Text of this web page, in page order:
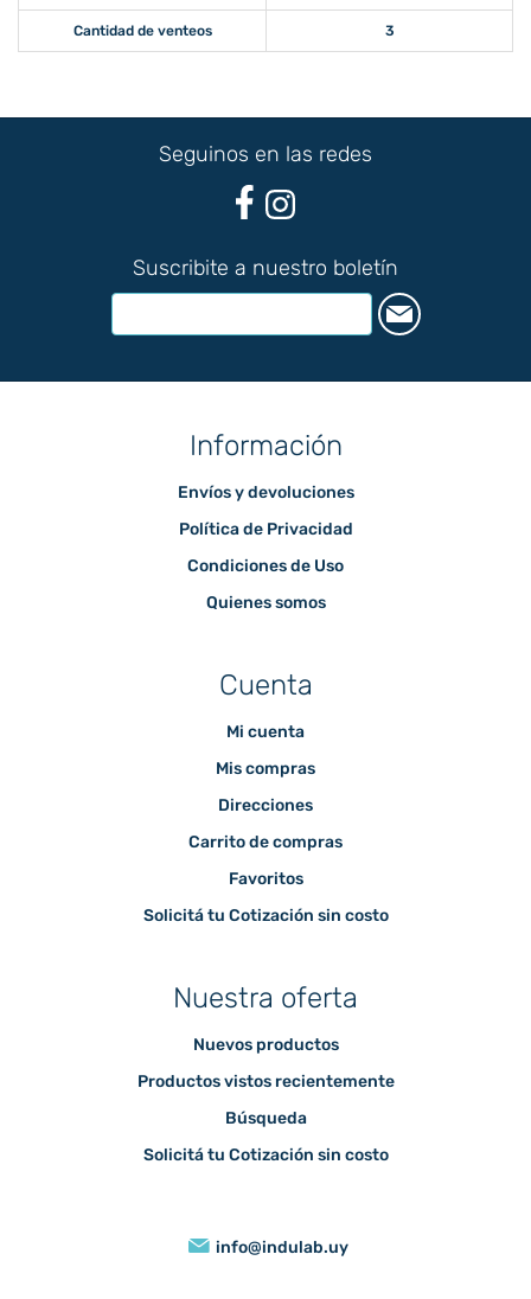
Cantidad de venteos 3
Seguinos en las redes
Suscribite a nuestro boletín
Información
Envíos y devoluciones
Política de Privacidad
Condiciones de Uso
Quienes somos
Cuenta
Mi cuenta
Mis compras
Direcciones
Carrito de compras
Favoritos
Solicitá tu Cotización sin costo
Nuestra oferta
Nuevos productos
Productos vistos recientemente
Búsqueda
Solicitá tu Cotización sin costo
info@indulab.uy